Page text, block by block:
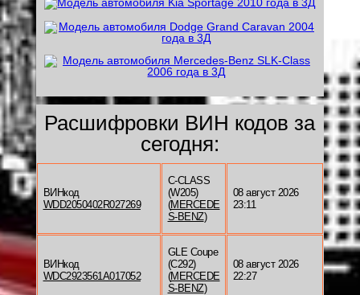
Расшифровки ВИН кодов за
сегодня:
ВИНкод
WDD2050402R027269
C-CLASS
(W205)
(MERCEDE
S-BENZ)
08 август 2026
23:11
ВИНкод
WDC2923561A017052
GLE Coupe
(C292)
(MERCEDE
S-BENZ)
08 август 2026
22:27